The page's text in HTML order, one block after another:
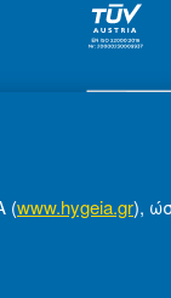
(www.hygeia.gr),